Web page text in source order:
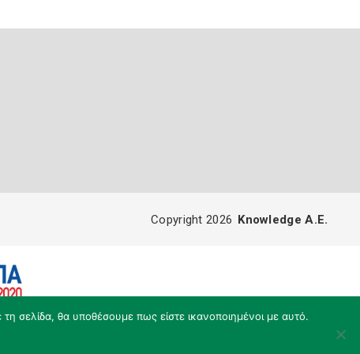
σελίδα, θα υποθέσουμε πως είστε ικανοποιημένοι με αυτό.
Copyright 2026 Knowledge A.E.